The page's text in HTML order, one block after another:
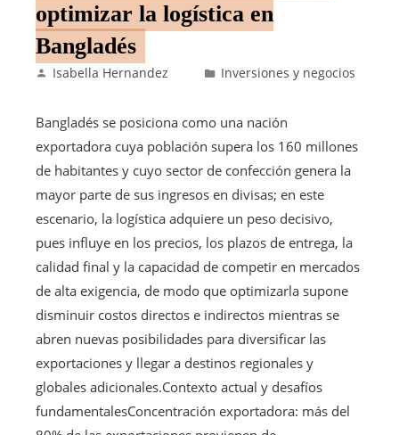
optimizar la logística en
Bangladés
Isabella Hernandez Inversiones y negocios
Bangladés se posiciona como una nación
exportadora cuya población supera los 160 millones
de habitantes y cuyo sector de confección genera la
mayor parte de sus ingresos en divisas; en este
escenario, la logística adquiere un peso decisivo,
pues influye en los precios, los plazos de entrega, la
calidad final y la capacidad de competir en mercados
de alta exigencia, de modo que optimizarla supone
disminuir costos directos e indirectos mientras se
abren nuevas posibilidades para diversificar las
exportaciones y llegar a destinos regionales y
globales adicionales.Contexto actual y desafíos
fundamentalesConcentración exportadora: más del